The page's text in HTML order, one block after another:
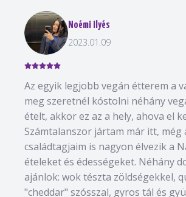
Noémi Ilyés
2023.01.09
Az egyik legjobb vegán étterem a
meg szeretnél kóstolni néhány
ételt, akkor ez az a hely, ahova el
Számtalanszor jártam már itt, még
családtagjaim is nagyon élvezik a
ételeket és édességeket. Néhány
ajánlok: wok tészta zöldségekkel,
"cheddar" szósszal, gyros tál és